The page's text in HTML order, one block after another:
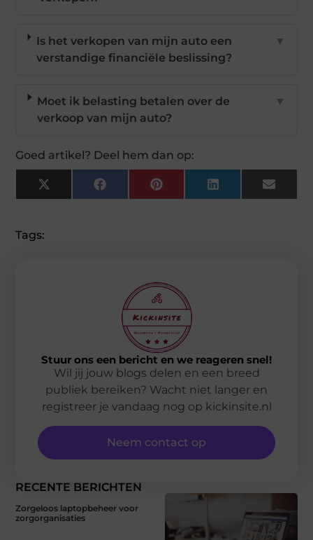
Is het verkopen van mijn auto een
verstandige financiële beslissing?
▼
Moet ik belasting betalen over de
verkoop van mijn auto?
▼
Goed artikel? Deel hem dan op:
X
(Twitter)
FacebookPinterestLinkedIn Email
Tags:
RECENTE BERICHTEN
Zorgeloos laptopbeheer voor
zorgorganisaties
Stuur ons een bericht en we reageren snel!
Wil jij jouw blogs delen en een breed
publiek bereiken? Wacht niet langer en
registreer je vandaag nog op kickinsite.nl
Neem contact op